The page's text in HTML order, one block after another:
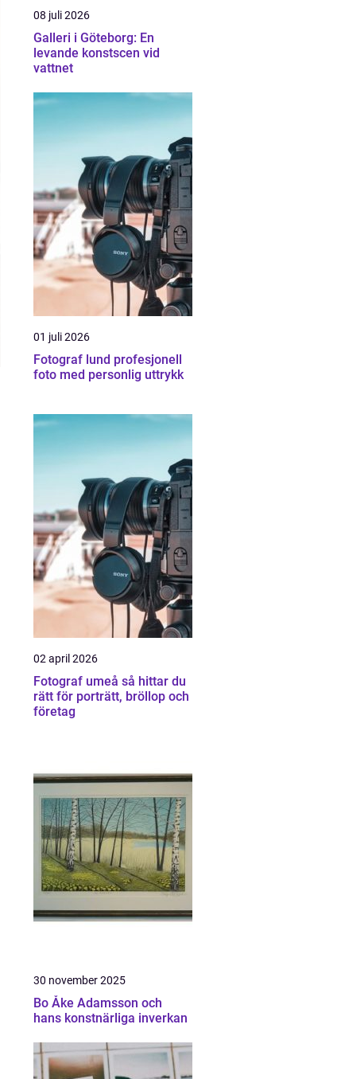
08 juli 2026
Galleri i Göteborg: En
levande konstscen vid
vattnet
01 juli 2026
Fotograf lund profesjonell
foto med personlig uttrykk
02 april 2026
Fotograf umeå så hittar du
rätt för porträtt, bröllop och
företag
30 november 2025
Bo Åke Adamsson och
hans konstnärliga inverkan